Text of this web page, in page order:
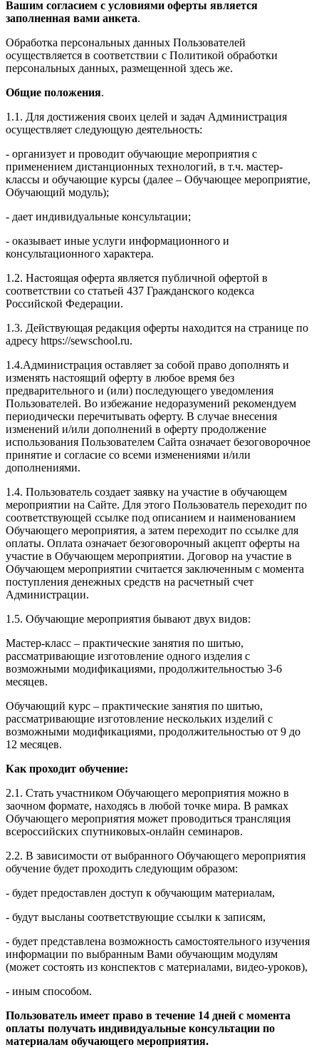
Вашим согласием с условиями оферты является
заполненная вами анкета.
Обработка персональных данных Пользователей
осуществляется в соответствии с Политикой обработки
персональных данных, размещенной здесь же.
Общие положения.
1.1. Для достижения своих целей и задач Администрация
осуществляет следующую деятельность:
- организует и проводит обучающие мероприятия с
применением дистанционных технологий, в т.ч. мастер-
классы и обучающие курсы (далее – Обучающее мероприятие,
Обучающий модуль);
- дает индивидуальные консультации;
- оказывает иные услуги информационного и
консультационного характера.
1.2. Настоящая оферта является публичной офертой в
соответствии со статьей 437 Гражданского кодекса
Российской Федерации.
1.3. Действующая редакция оферты находится на странице по
адресу https://sewschool.ru.
1.4.Администрация оставляет за собой право дополнять и
изменять настоящий оферту в любое время без
предварительного и (или) последующего уведомления
Пользователей. Во избежание недоразумений рекомендуем
периодически перечитывать оферту. В случае внесения
изменений и/или дополнений в оферту продолжение
использования Пользователем Сайта означает безоговорочное
принятие и согласие со всеми изменениями и/или
дополнениями.
1.4. Пользователь создает заявку на участие в обучающем
мероприятии на Сайте. Для этого Пользователь переходит по
соответствующей ссылке под описанием и наименованием
Обучающего мероприятия, а затем переходит по ссылке для
оплаты. Оплата означает безоговорочный акцепт оферты на
участие в Обучающем мероприятии. Договор на участие в
Обучающем мероприятии считается заключенным с момента
поступления денежных средств на расчетный счет
Администрации.
1.5. Обучающие мероприятия бывают двух видов:
Мастер-класс – практические занятия по шитью,
рассматривающие изготовление одного изделия с
возможными модификациями, продолжительностью 3-6
месяцев.
Обучающий курс – практические занятия по шитью,
рассматривающие изготовление нескольких изделий с
возможными модификациями, продолжительностью от 9 до
12 месяцев.
Как проходит обучение:
2.1. Стать участником Обучающего мероприятия можно в
заочном формате, находясь в любой точке мира. В рамках
Обучающего мероприятия может проводиться трансляция
всероссийских спутниковых-онлайн семинаров.
2.2. В зависимости от выбранного Обучающего мероприятия
обучение будет проходить следующим образом:
- будет предоставлен доступ к обучающим материалам,
- будут высланы соответствующие ссылки к записям,
- будет представлена возможность самостоятельного изучения
информации по выбранным Вами обучающим модулям
(может состоять из конспектов с материалами, видео-уроков),
- иным способом.
Пользователь имеет право в течение 14 дней с момента
оплаты получать индивидуальные консультации по
материалам обучающего мероприятия.